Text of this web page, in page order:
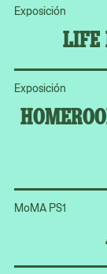
Exposición
LIFE
Exposición
MoMA PS1